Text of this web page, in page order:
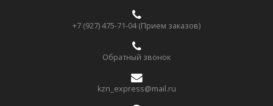
+7 (927) 475-71-04 (Прием заказов)
Обратный звонок
kzn_express@mail.ru